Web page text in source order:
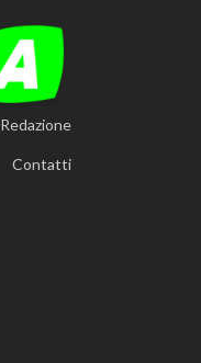
Redazione
Contatti